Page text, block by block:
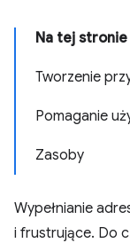
Na tej stronie
Tworzenie
Pomaganie
Zasoby
Wypełnianie
i frustrujące. Do